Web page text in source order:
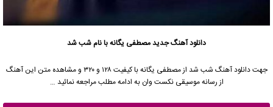
دانلود آهنگ جدیدمصطفی یگانه با نام شب شد
جهت دانلود آهنگ شب شد از مصطفی یگانه با کیفیت ۱۲۸ و ۳۲۰ و مشاهده متن این آهنگ
از رسانه موسیقی نکست وان به ادامه مطلب مراجعه نمائید …